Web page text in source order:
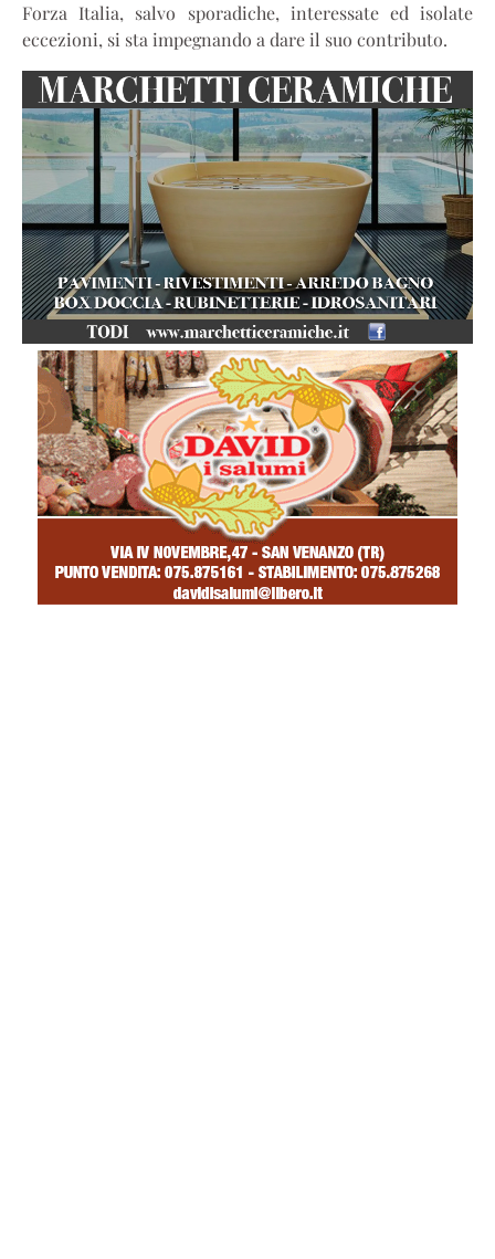
Forza Italia, salvo sporadiche, interessate ed isolate
eccezioni, si sta impegnando a dare il suo contributo.